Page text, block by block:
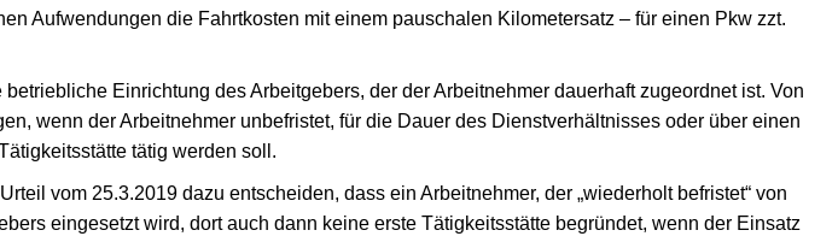
Aufwendungen die Fahrtkosten mit einem pauschalen Kilometersatz – für einen Pkw zzt.
Einrichtung des Arbeitgebers, der der Arbeitnehmer dauerhaft zugeordnet ist. Von
wenn der Arbeitnehmer unbefristet, für die Dauer des Dienstverhältnisses oder über einen
tätig werden soll.
vom 25.3.2019 dazu entscheiden, dass ein Arbeitnehmer, der „wiederholt befristet“ von
eingesetzt wird, dort auch dann keine erste Tätigkeitsstätte begründet, wenn der Einsatz